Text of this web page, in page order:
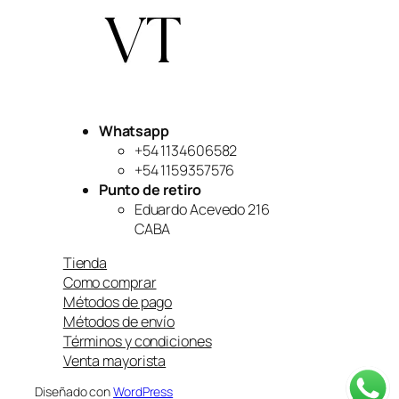
Whatsapp
+54 1134606582
+54 1159357576
Punto de retiro
Eduardo Acevedo 216
CABA
Tienda
Como comprar
Métodos de pago
Métodos de envío
Términos y condiciones
Venta mayorista
Diseñado conWordPress